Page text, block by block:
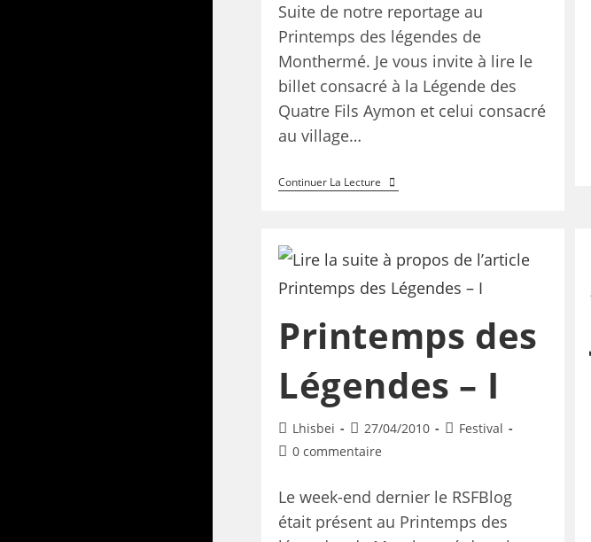
Suite de notre reportage au
Printemps des légendes de
Monthermé. Je vous invite à lire le
billet consacré à la Légende des
Quatre Fils Aymon et celui consacré
au village…
Continuer La Lecture
Printemps des
Légendes – I
Lhisbei 27/04/2010
Festival
0 commentaire
Le week-end dernier le RSFBlog
était présent au Printemps des